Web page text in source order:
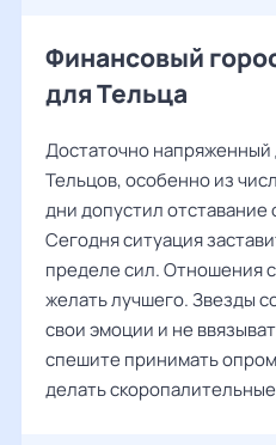
Финансовый
для Тельца
Достаточно
Тельцов, особенно из
дни допустил отставание
Сегодня ситуация
пределе сил. Отношения
желать лучшего. Звезды
свои эмоции и не
спешите принимать
делать